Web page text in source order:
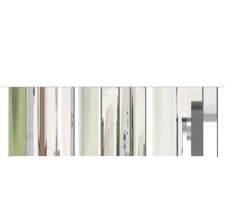
Avena, Semi Detached Villa, 4BR, Gardenia-B,
باز کردن چیدمان